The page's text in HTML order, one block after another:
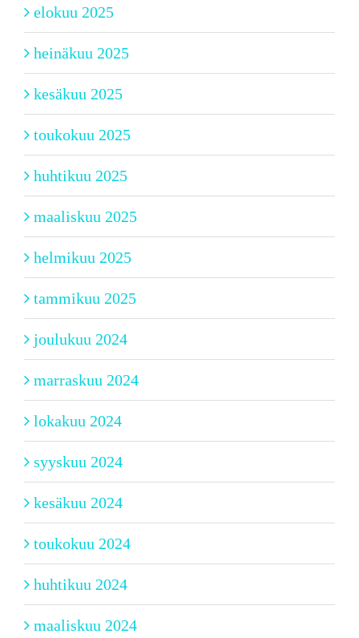
elokuu 2025
heinäkuu 2025
kesäkuu 2025
toukokuu 2025
huhtikuu 2025
maaliskuu 2025
helmikuu 2025
tammikuu 2025
joulukuu 2024
marraskuu 2024
lokakuu 2024
syyskuu 2024
kesäkuu 2024
toukokuu 2024
huhtikuu 2024
maaliskuu 2024